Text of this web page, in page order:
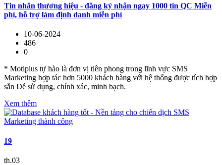
Tin nhắn thương hiệu - đăng ký nhận ngay 1000 tin QC Miễn
phí, hỗ trợ làm định danh miễn phí
10-06-2024
486
0
* Motiplus tự hào là đơn vị tiên phong trong lĩnh vực SMS
Marketing hợp tác hơn 5000 khách hàng với hệ thống được tích hợp
sẵn Dễ sử dụng, chính xác, minh bạch.
Xem thêm
19
th.03